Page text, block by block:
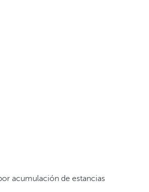
acumulación de estancias